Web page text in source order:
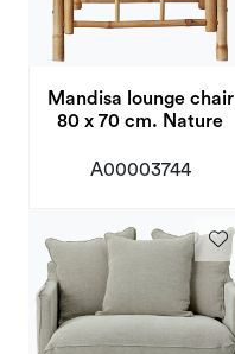
Mandisa lounge chair
80 x 70 cm. Nature
A00003744